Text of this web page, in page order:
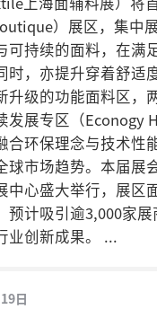
）展区，集中
可持续的面料，在满
时，亦提升穿着舒适
升级的功能面料区，
发展专区（Econogy
合环保理念与技术性
球市场趋势。本届展
中心盛大举行，展区
预计吸引逾3,000家展
业创新成果。
日